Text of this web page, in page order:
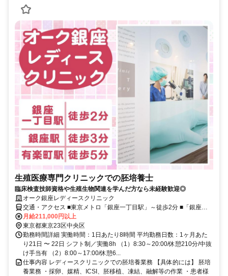
生殖医療専門クリニックでの胚培養士
臨床検査技師資格や生殖生物関連を学んだ方なら未経験歓迎◎
オーク銀座レディースクリニック
交通・アクセス ■東京メトロ「銀座一丁目駅」～徒歩2分 ■「銀座
駅」～徒歩5分 ■各線「東京駅」～徒歩9分
月給211,000円以上
東京都東京23区中央区
勤務時間詳細 実働時間：1日あたり8時間 平均勤務日数：1ヶ月あた
り21日 〜 22日 シフト制／実働8h （1）8:30～20:00/休憩210分/中抜
け手当有 （2）8:00～17:00/休憩6...
仕事内容 レディースクリニックでの胚培養業務 【具体的には】 胚培
養業務 ・採卵、媒精、ICSI、胚移植、凍結、融解等の作業 ・患者様